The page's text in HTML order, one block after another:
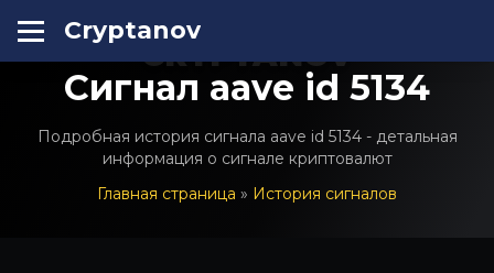
Cryptanov
CRYPTANOV
Сигнал aave id 5134
Подробная история сигнала aave id 5134 - детальная
информация о сигнале криптовалют
Главная страница » История сигналов